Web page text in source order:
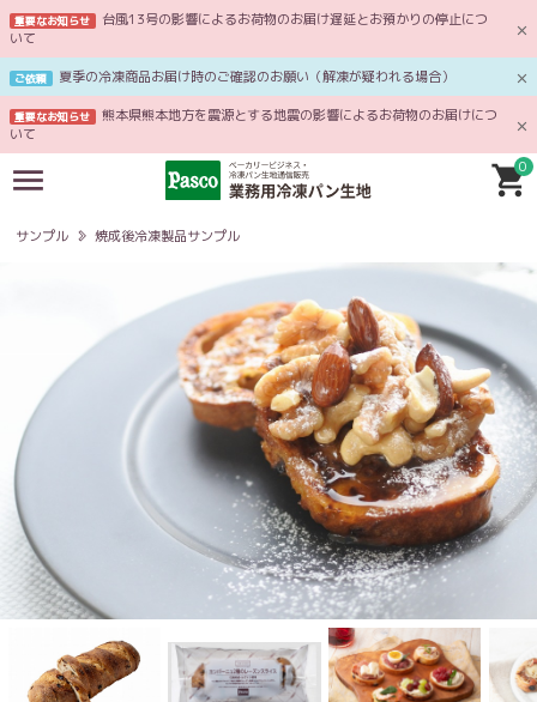
重要なお知らせ
台風13号の影響によるお荷物のお届け遅延とお預かりの停止につ
いて
ご依頼 夏季の冷凍商品お届け時のご確認のお願い（解凍が疑われる場合）
重要なお知らせ
熊本県熊本地方を震源とする地震の影響によるお荷物のお届けにつ
いて
0
サンプル 焼成後冷凍製品サンプル